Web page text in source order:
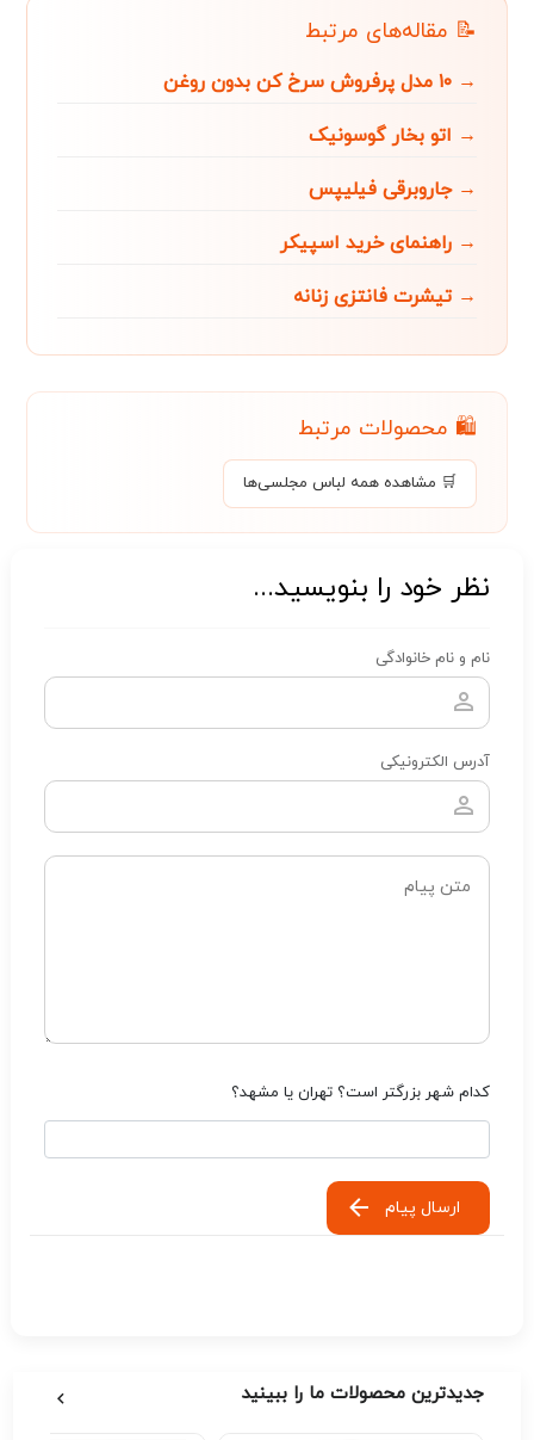
📝 مقاله‌های مرتبط
→ ۱۰ مدل پرفروش سرخ کن بدون روغن
→ اتو بخار گوسونیک
→ جاروبرقی فیلیپس
→ راهنمای خرید اسپیکر
→ تیشرت فانتزی زنانه
🛍️ محصولات مرتبط
🛒 مشاهده همه لباس مجلسی‌ها
نظر خود را بنویسید...
نام و نام خانوادگی
آدرس الکترونیکی
کدام شهر بزرگتر است؟ تهران یا مشهد؟
ارسال پیام
جدیدترین محصولات ما را ببینید